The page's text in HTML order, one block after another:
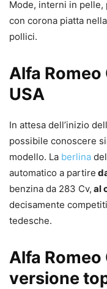
Mode, interni in
con corona piatta
pollici.
Alfa
USA
In attesa dell’inizio
possibile conoscere
modello. La berlina
automatico a partire
benzina da 283 Cv, al
decisamente
tedesche.
Alfa Romeo
versione